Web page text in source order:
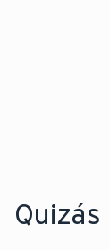
Quizás